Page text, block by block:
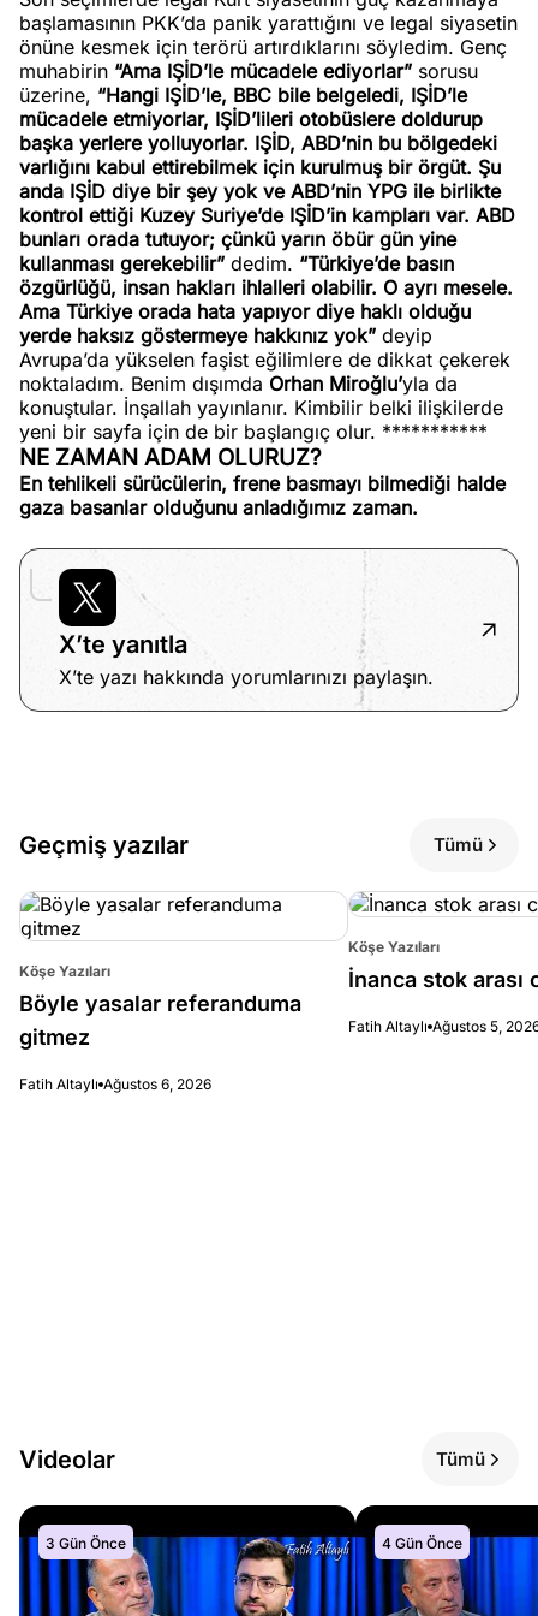
başlamasının PKK’da panik yarattığını ve legal siyasetin
önüne kesmek için terörü artırdıklarını söyledim. Genç
muhabirin “Ama IŞİD’le mücadele ediyorlar” sorusu
üzerine, “Hangi IŞİD’le, BBC bile belgeledi, IŞİD’le
mücadele etmiyorlar, IŞİD’lileri otobüslere doldurup
başka yerlere yolluyorlar. IŞİD, ABD’nin bu bölgedeki
varlığını kabul ettirebilmek için kurulmuş bir örgüt. Şu
anda IŞİD diye bir şey yok ve ABD’nin YPG ile birlikte
kontrol ettiği Kuzey Suriye’de IŞİD’in kampları var. ABD
bunları orada tutuyor; çünkü yarın öbür gün yine
kullanması gerekebilir” dedim. “Türkiye’de basın
özgürlüğü, insan hakları ihlalleri olabilir. O ayrı mesele.
Ama Türkiye orada hata yapıyor diye haklı olduğu
yerde haksız göstermeye hakkınız yok” deyip
Avrupa’da yükselen faşist eğilimlere de dikkat çekerek
noktaladım. Benim dışımda Orhan Miroğlu’yla da
konuştular. İnşallah yayınlanır. Kimbilir belki ilişkilerde
yeni bir sayfa için de bir başlangıç olur. ***********
NE ZAMAN ADAM OLURUZ?
En tehlikeli sürücülerin, frene basmayı bilmediği halde
gaza basanlar olduğunu anladığımız zaman.
X’te yanıtla
X’te yazı hakkında yorumlarınızı paylaşın.
Geçmiş yazılar Tümü
Köşe Yazıları
Böyle yasalar referanduma
gitmez
Fatih Altaylı Ağustos 6, 2026
Köşe Yazıları
İnanca stok arası
Fatih Altaylı Ağustos 5,
Videolar Tümü
3 Gün Önce 4 Gün Önce